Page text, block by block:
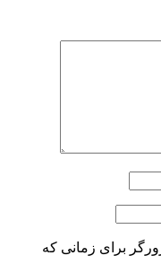
برای زمانی که